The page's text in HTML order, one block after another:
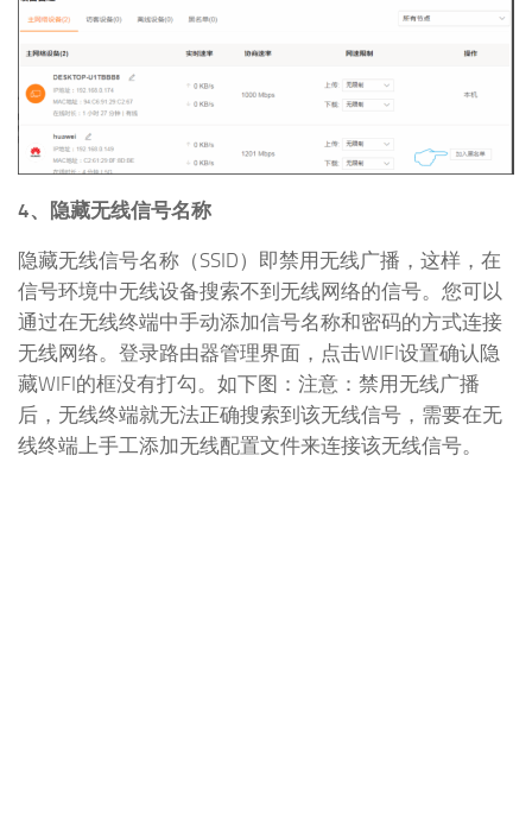
4、隐藏无线信号名称
隐藏无线信号名称（SSID）即禁用无线广播，这样，在
信号环境中无线设备搜索不到无线网络的信号。您可以
通过在无线终端中手动添加信号名称和密码的方式连接
无线网络。登录路由器管理界面，点击WIFI设置确认隐
藏WIFI的框没有打勾。如下图：注意：禁用无线广播
后，无线终端就无法正确搜索到该无线信号，需要在无
线终端上手工添加无线配置文件来连接该无线信号。